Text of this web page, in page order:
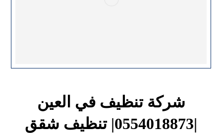
شركة تنظيف في العين
|0554018873| تنظيف شقق